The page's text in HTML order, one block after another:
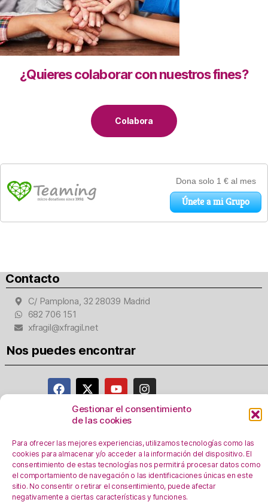
Gestionar el consentimiento
de las cookies
Para ofrecer las mejores experiencias, utilizamos tecnologías como las
cookies para almacenar y/o acceder a la información del dispositivo. El
consentimiento de estas tecnologías nos permitirá procesar datos como
el comportamiento de navegación o las identificaciones únicas en este
sitio. No consentir o retirar el consentimiento, puede afectar
negativamente a ciertas características y funciones.
¿Quieres colaborar con nuestros fines?
Colabora
Contacto
C/ Pamplona, 32 28039 Madrid
682 706 151
xfragil@xfragil.net
Nos puedes encontrar
Política de privacidad
Registro Actividades como responsables del
tratamiento
Política de Cookies